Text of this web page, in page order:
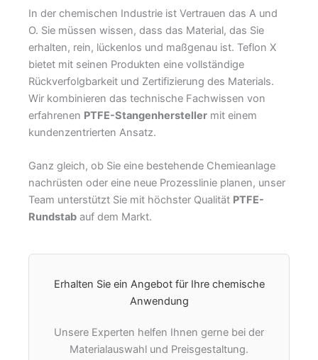
In der chemischen Industrie ist Vertrauen das A und
O. Sie müssen wissen, dass das Material, das Sie
erhalten, rein, lückenlos und maßgenau ist. Teflon X
bietet mit seinen Produkten eine vollständige
Rückverfolgbarkeit und Zertifizierung des Materials.
Wir kombinieren das technische Fachwissen von
erfahrenen PTFE-Stangenhersteller mit einem
kundenzentrierten Ansatz.
Ganz gleich, ob Sie eine bestehende Chemieanlage
nachrüsten oder eine neue Prozesslinie planen, unser
Team unterstützt Sie mit höchster Qualität PTFE-
Rundstab auf dem Markt.
Erhalten Sie ein Angebot für Ihre chemische
Anwendung
Unsere Experten helfen Ihnen gerne bei der
Materialauswahl und Preisgestaltung.